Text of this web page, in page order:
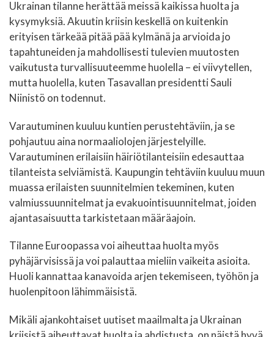
Ukrainan tilanne herättää meissä kaikissa huolta ja
kysymyksiä. Akuutin kriisin keskellä on kuitenkin
erityisen tärkeää pitää pää kylmänä ja arvioida jo
tapahtuneiden ja mahdollisesti tulevien muutosten
vaikutusta turvallisuuteemme huolella – ei viivytellen,
mutta huolella, kuten Tasavallan presidentti Sauli
Niinistö on todennut.
Varautuminen kuuluu kuntien perustehtäviin, ja se
pohjautuu aina normaaliolojen järjestelyille.
Varautuminen erilaisiin häiriötilanteisiin edesauttaa
tilanteista selviämistä. Kaupungin tehtäviin kuuluu muun
muassa erilaisten suunnitelmien tekeminen, kuten
valmiussuunnitelmat ja evakuointisuunnitelmat, joiden
ajantasaisuutta tarkistetaan määräajoin.
Tilanne Euroopassa voi aiheuttaa huolta myös
pyhäjärvisissä ja voi palauttaa mieliin vaikeita asioita.
Huoli kannattaa kanavoida arjen tekemiseen, työhön ja
huolenpitoon lähimmäisistä.
Mikäli ajankohtaiset uutiset maailmalta ja Ukrainan